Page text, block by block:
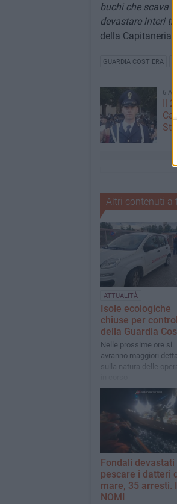
buchi che scava
devastare interi
della Capitaneria
GUARDIA COSTIERA
6
Il
Altri contenuti a
ATTUALITÀ
Isole ecologiche
chiuse per
della Guardia
Nelle prossime ore si
avranno maggiori
sulla natura delle
Fondali devastati
pescare i datteri
mare, 35 arresti. I
NOMI